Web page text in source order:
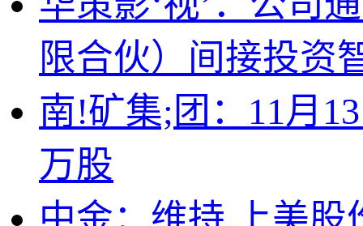
限合伙）间接投资
南!矿集;团：11月
万股